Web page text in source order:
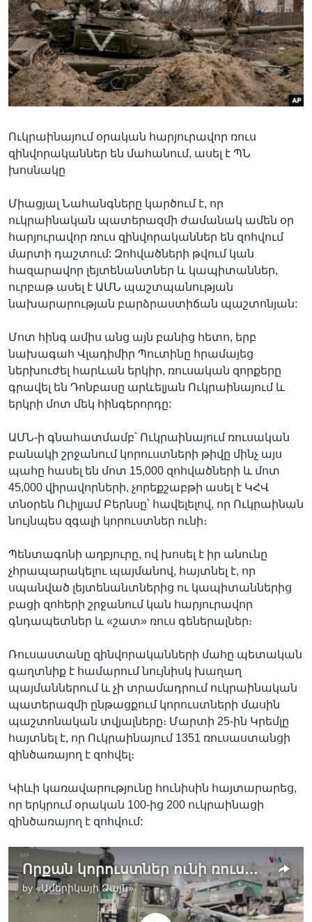
Լեզուներ
Ուկրաինայում օրական հարյուրավոր ռուս
զինվորականներ են մահանում, ասել է ՊՆ
խոսնակը
Միացյալ Նահանգները կարծում է, որ
ուկրաինական պատերազմի ժամանակ ամեն օր
հարյուրավոր ռուս զինվորականներ են զոհվում
մարտի դաշտում: Զոհվածների թվում կան
հազարավոր լեյտենանտներ և կապիտաններ,
ուրբաթ ասել է ԱՄՆ պաշտպանության
նախարարության բարձրաստիճան պաշտոնյան:
Մոտ հինգ ամիս անց այն բանից հետո, երբ
նախագահ Վլադիմիր Պուտինը հրամայեց
ներխուժել հարևան երկիր, ռուսական զորքերը
գրավել են Դոնբասը արևելյան Ուկրաինայում և
երկրի մոտ մեկ հինգերորդը:
ԱՄՆ-ի գնահատմամբ՝ Ուկրաինայում ռուսական
բանակի շրջանում կորուստների թիվը մինչ այս
պահը հասել են մոտ 15,000 զոհվածների և մոտ
45,000 վիրավորների, չորեքշաբթի ասել է ԿՀՎ
տնօրեն Ուիլյամ Բերնսը՝ հավելելով, որ Ուկրաինան
նույնպես զգալի կորուստներ ունի։
Պենտագոնի աղբյուրը, ով խոսել է իր անունը
չհրապարակելու պայմանով, հայտնել է, որ
սպանված լեյտենանտներից ու կապիտաններից
բացի զոհերի շրջանում կան հարյուրավոր
գնդապետներ և «շատ» ռուս գեներալներ։
Ռուսաստանը զինվորականների մահը պետական
գաղտնիք է համարում նույնիսկ խաղաղ
պայմաններում և չի տրամադրում ուկրաինական
պատերազմի ընթացքում կորուստների մասին
պաշտոնական տվյալները։ Մարտի 25-ին Կրեմլը
հայտնել է, որ Ուկրաինայում 1351 ռուսաստանցի
զինծառայող է զոհվել։
Կիևի կառավարությունը հունիսին հայտարարեց,
որ երկրում օրական 100-ից 200 ուկրաինացի
զինծառայող է զոհվում:
Որքան կորուստներ ունի ռուսական բանակը Ուկրաինայում
by «Ամերիկայի Ձայն»